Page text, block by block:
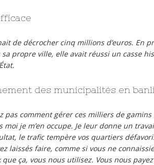
de décrocher cinq millions d’euros. En
propre ville, elle avait réussi un casse
des municipalités en
pas comment gérer ces milliers de
moi je m’en occupe. Je leur donne un
le trafic tempère vos quartiers
laissés faire, comme si vous ne
que ça, vous nous utilisez. Vous nous